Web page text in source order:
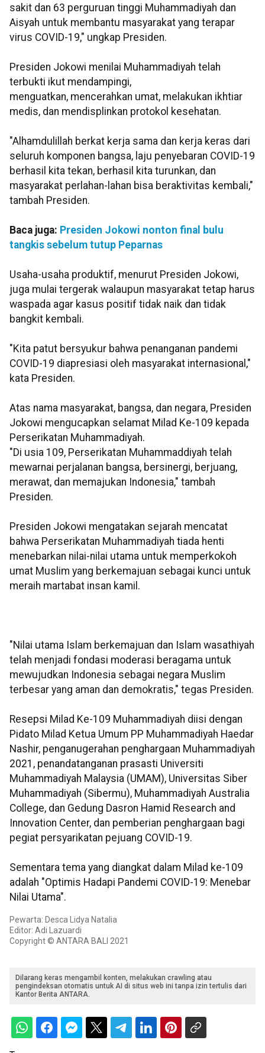
sakit dan 63 perguruan tinggi Muhammadiyah dan
Aisyah untuk membantu masyarakat yang terapar
virus COVID-19," ungkap Presiden.
Presiden Jokowi menilai Muhammadiyah telah
terbukti ikut mendampingi,
menguatkan, mencerahkan umat, melakukan ikhtiar
medis, dan mendisplinkan protokol kesehatan.
"Alhamdulillah berkat kerja sama dan kerja keras dari
seluruh komponen bangsa, laju penyebaran COVID-19
berhasil kita tekan, berhasil kita turunkan, dan
masyarakat perlahan-lahan bisa beraktivitas kembali,"
tambah Presiden.
Baca juga: Presiden Jokowi nonton final bulu
tangkis sebelum tutup Peparnas
Usaha-usaha produktif, menurut Presiden Jokowi,
juga mulai tergerak walaupun masyarakat tetap harus
waspada agar kasus positif tidak naik dan tidak
bangkit kembali.
"Kita patut bersyukur bahwa penanganan pandemi
COVID-19 diapresiasi oleh masyarakat internasional,"
kata Presiden.
Atas nama masyarakat, bangsa, dan negara, Presiden
Jokowi mengucapkan selamat Milad Ke-109 kepada
Perserikatan Muhammadiyah.
"Di usia 109, Perserikatan Muhammaddiyah telah
mewarnai perjalanan bangsa, bersinergi, berjuang,
merawat, dan memajukan Indonesia," tambah
Presiden.
Presiden Jokowi mengatakan sejarah mencatat
bahwa Perserikatan Muhammadiyah tiada henti
menebarkan nilai-nilai utama untuk memperkokoh
umat Muslim yang berkemajuan sebagai kunci untuk
meraih martabat insan kamil.
"Nilai utama Islam berkemajuan dan Islam wasathiyah
telah menjadi fondasi moderasi beragama untuk
mewujudkan Indonesia sebagai negara Muslim
terbesar yang aman dan demokratis," tegas Presiden.
Resepsi Milad Ke-109 Muhammadiyah diisi dengan
Pidato Milad Ketua Umum PP Muhammadiyah Haedar
Nashir, penganugerahan penghargaan Muhammadiyah
2021, penandatanganan prasasti Universiti
Muhammadiyah Malaysia (UMAM), Universitas Siber
Muhammadiyah (Sibermu), Muhammadiyah Australia
College, dan Gedung Dasron Hamid Research and
Innovation Center, dan pemberian penghargaan bagi
pegiat persyarikatan pejuang COVID-19.
Sementara tema yang diangkat dalam Milad ke-109
adalah "Optimis Hadapi Pandemi COVID-19: Menebar
Nilai Utama".
Pewarta: Desca Lidya Natalia
Editor: Adi Lazuardi
Copyright © ANTARA BALI 2021
Dilarang keras mengambil konten, melakukan crawling atau
pengindeksan otomatis untuk AI di situs web ini tanpa izin tertulis dari
Kantor Berita ANTARA.